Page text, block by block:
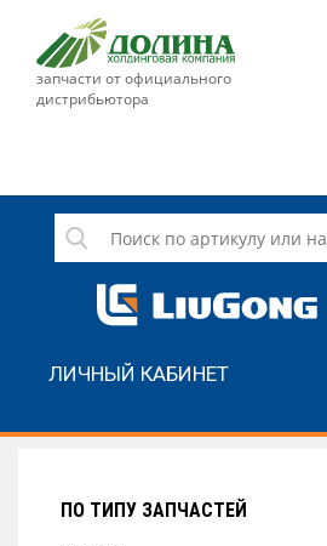
запчасти от официального
дистрибьютора
СЕРВИС
НОВОСТИ
ЛИЧНЫЙ КАБИНЕТ
ПО ТИПУ ЗАПЧАСТЕЙ